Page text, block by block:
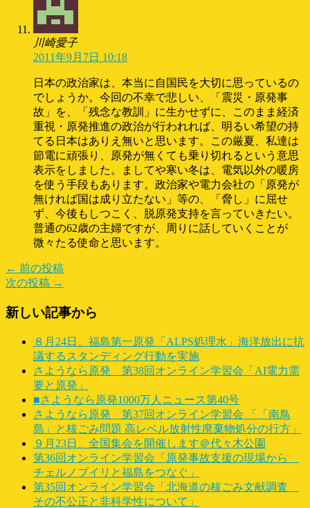
川崎愛子
2011年9月7日 10:18
日本の政治家は、本当に自国民を大切に思っているの
でしょうか。今回の不幸で悲しい、「震災・原発事
故」を、「残念な教訓」に生かせずに、このまま経済
重視・原発推進の政治が行われれば、明るい希望の持
てる日本はありえ無いと思います。この厳夏、私達は
節電に頑張り、原発が無くても乗り切れるという意思
表示をしました。ましてや寒い冬は、電気以外の暖房
を使う手段もあります。政治家や電力会社の「原発が
無ければ国は成り立たない」等の、「脅し」に屈せ
ず、今後もしつこく、脱原発支持を言っていきたい。
普通の62歳の主婦ですが、周りに話していくことが
微々たる使命と思います。
← 前の投稿
次の投稿 →
新しい記事から
８月24日、福島第一原発「ALPS処理水」海洋放出に抗
議するスタンディング行動を実施
さようなら原発 第38回オンライン学習会「AI電力需
要と原発」
■さようなら原発1000万人ニュース第40号
さようなら原発 第37回オンライン学習会 「「南鳥
島」と核ごみ問題 高レベル放射性廃棄物処分の行方」
９月23日、全国集会を開催します＠代々木公園
第36回オンライン学習会「原発事故支援の現場から
チェルノブイリと福島をつなぐ」
第35回オンライン学習会「北海道の核ごみ文献調査
その不公正と非科学性について」